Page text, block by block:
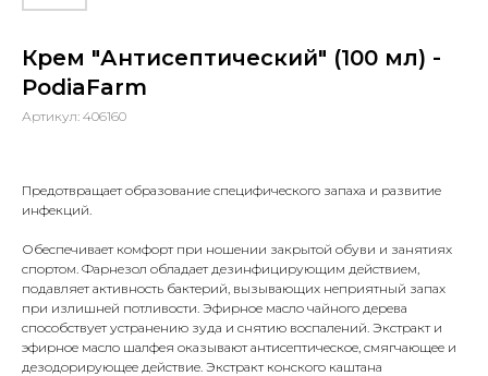
Крем "Антисептический" (100 мл) -
PodiaFarm
Артикул: 406160
Предотвращает образование специфического запаха и развитие
инфекций.
Обеспечивает комфорт при ношении закрытой обуви и занятиях
спортом. Фарнезол обладает дезинфицирующим действием,
подавляет активность бактерий, вызывающих неприятный запах
при излишней потливости. Эфирное масло чайного дерева
способствует устранению зуда и снятию воспалений. Экстракт и
эфирное масло шалфея оказывают антисептическое, смягчающее и
дезодорирующее действие. Экстракт конского каштана